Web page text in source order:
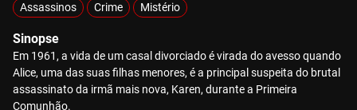
Assassinos Crime Mistério
Sinopse
Em 1961, a vida de um casal divorciado é virada do avesso quando
Alice, uma das suas filhas menores, é a principal suspeita do brutal
assassinato da irmã mais nova, Karen, durante a Primeira
Comunhão.